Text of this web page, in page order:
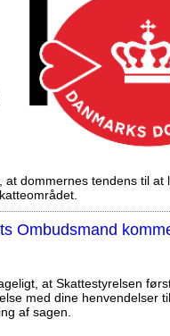
dommernes tendens til at
Ombudsmand
at Skattestyrelsen
med dine henvendelser
af sagen.